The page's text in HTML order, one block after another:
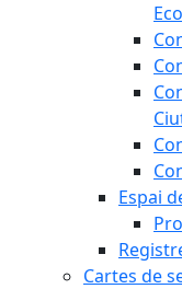
Espai
Cartes de